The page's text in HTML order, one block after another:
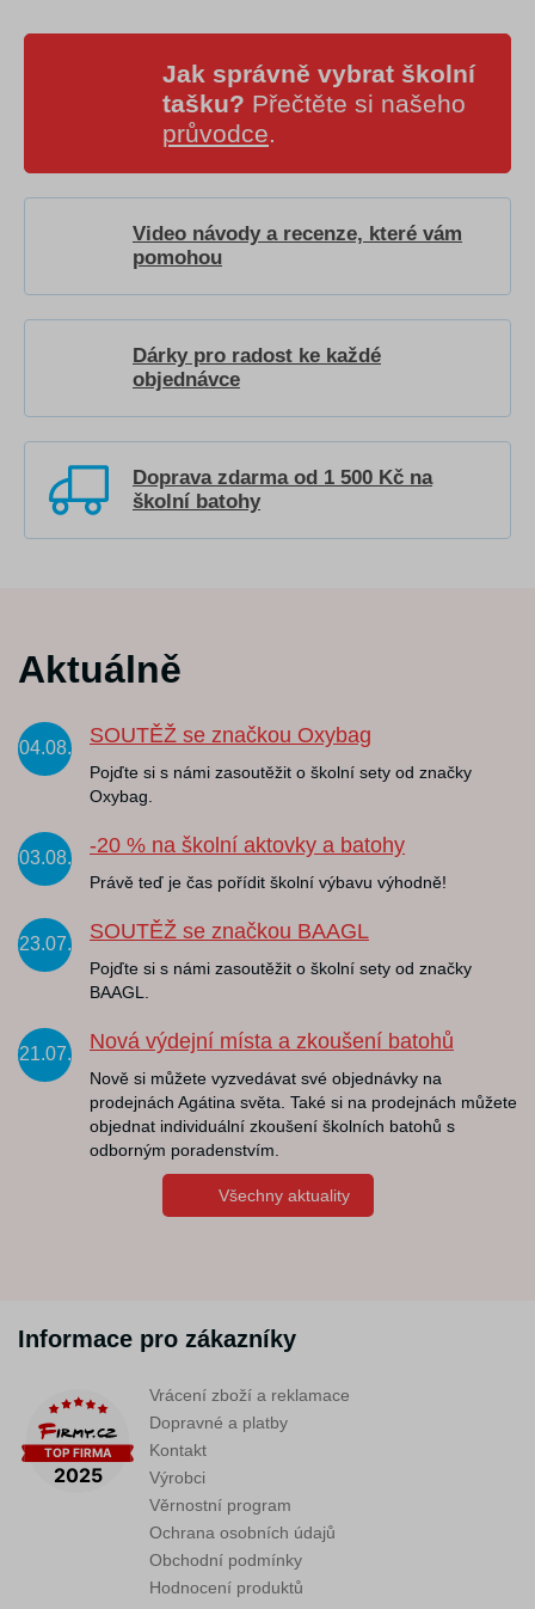
Jak správně vybrat školní
tašku? Přečtěte si našeho
průvodce.
Video návody a recenze, které vám
pomohou
Dárky pro radost ke každé
objednávce
Doprava zdarma od 1 500 Kč na
školní batohy
Aktuálně
04.08.
SOUTĚŽ se značkou Oxybag
Pojďte si s námi zasoutěžit o školní sety od značky
Oxybag.
03.08.
-20 % na školní aktovky a batohy
Právě teď je čas pořídit školní výbavu výhodně!
23.07.
SOUTĚŽ se značkou BAAGL
Pojďte si s námi zasoutěžit o školní sety od značky
BAAGL.
21.07.
Nová výdejní místa a zkoušení batohů
Nově si můžete vyzvedávat své objednávky na
prodejnách Agátina světa. Také si na prodejnách můžete
objednat individuální zkoušení školních batohů s
odborným poradenstvím.
Všechny aktuality
Informace pro zákazníky
Vrácení zboží a reklamace
Dopravné a platby
Kontakt
Výrobci
Věrnostní program
Ochrana osobních údajů
Obchodní podmínky
Hodnocení produktů